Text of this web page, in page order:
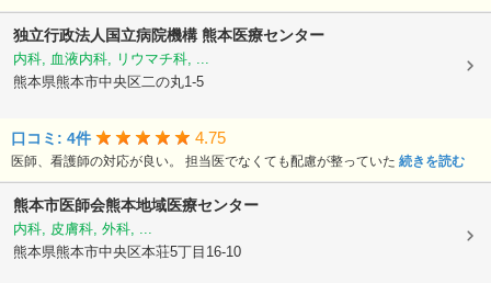
独立行政法人国立病院機構熊本医療センター
内科, 血液内科, リウマチ科, ...
熊本県熊本市中央区二の丸1-5
口コミ: 4件 4.75
医師、看護師の対応が良い。 担当医でなくても配慮が整っていた 続きを読む
熊本市医師会熊本地域医療センター
内科, 皮膚科, 外科, ...
熊本県熊本市中央区本荘5丁目16-10